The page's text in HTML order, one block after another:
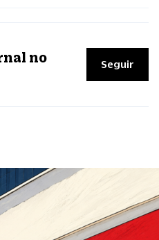
no
Seguir